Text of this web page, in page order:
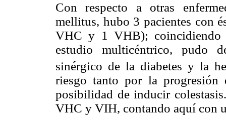
Con respecto a otras
mellitus, hubo 3 pacientes con
VHC y 1 VHB);
estudio multicéntrico, pudo
sinérgico de la diabetes y la
riesgo tanto por la progresión
posibilidad de inducir
VHC y VIH, contando aquí con